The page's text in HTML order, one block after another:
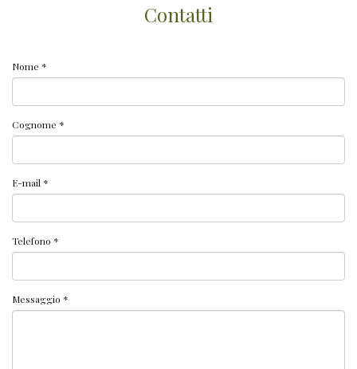
Contatti
Nome *
Cognome *
E-mail *
Telefono *
Messaggio *